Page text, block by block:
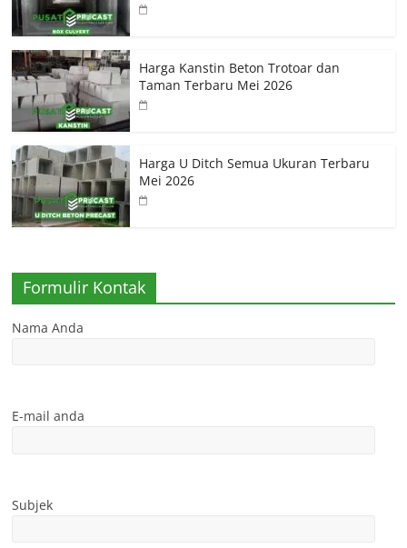
Harga Kanstin Beton Trotoar dan
Taman Terbaru Mei 2026
Harga U Ditch Semua Ukuran Terbaru
Mei 2026
Formulir Kontak
Nama Anda
E-mail anda
Subjek